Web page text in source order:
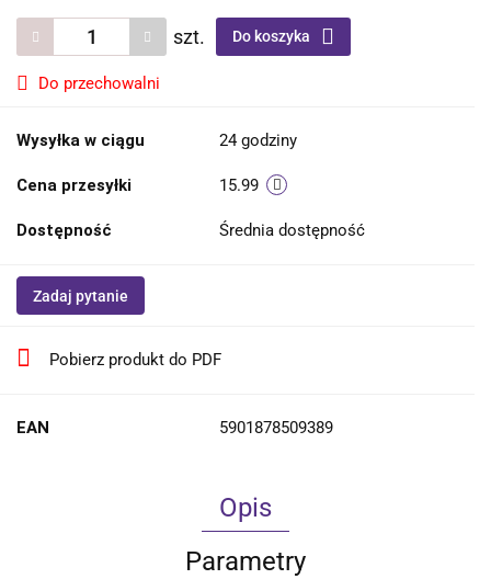
szt. Do koszyka
Do przechowalni
Wysyłka w ciągu 24 godziny
Cena przesyłki 15.99
Dostępność Średnia dostępność
Zadaj pytanie
Pobierz produkt do PDF
EAN 5901878509389
Opis
Parametry